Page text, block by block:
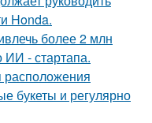
Honda.
более 2 млн
ИИ - стартапа.
расположения
букеты и регулярно